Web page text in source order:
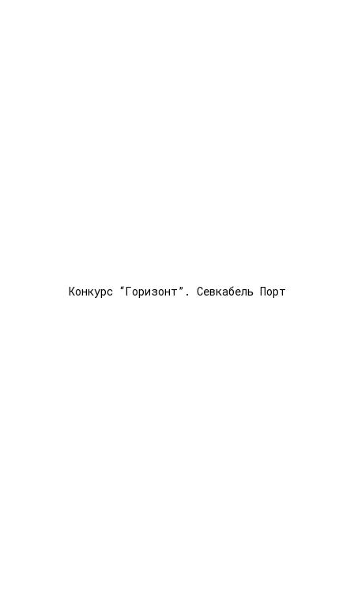
Конкурс “Горизонт”. Севкабель Порт